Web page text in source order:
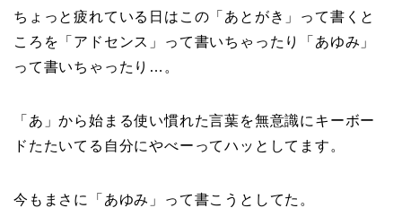
ちょっと疲れている日はこの「あとがき」って書くと
ころを「アドセンス」って書いちゃったり「あゆみ」
って書いちゃったり…。
「あ」から始まる使い慣れた言葉を無意識にキーボー
ドたたいてる自分にやべーってハッとしてます。
今もまさに「あゆみ」って書こうとしてた。